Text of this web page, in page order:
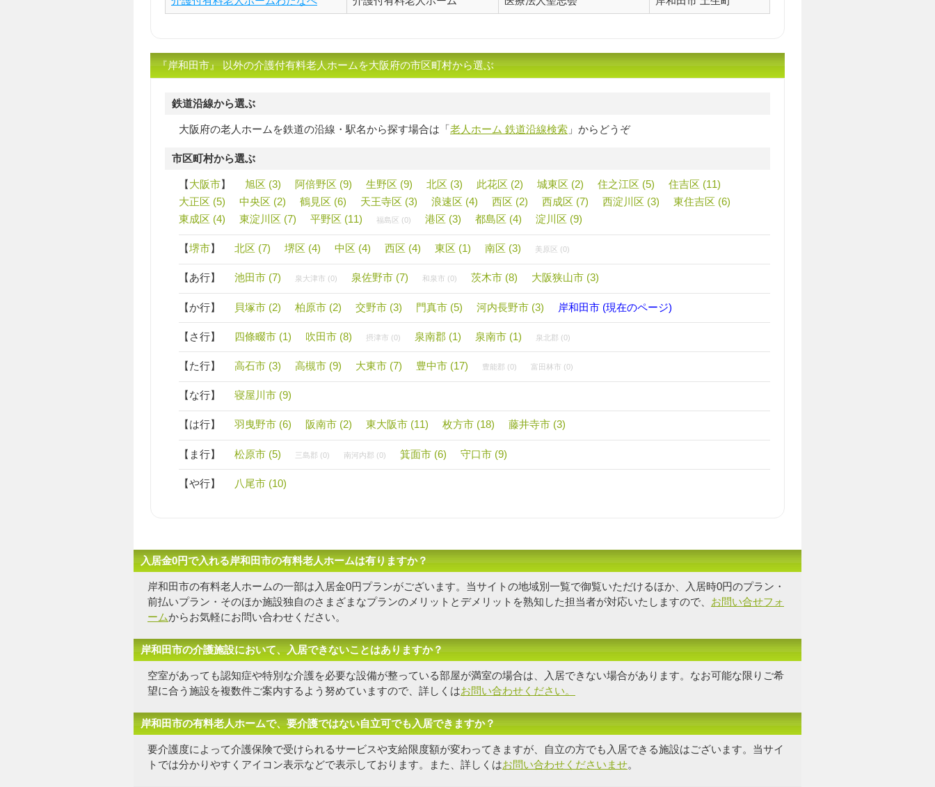
『岸和田市』 以外の介護付有料老人ホームを大阪府の市区町村から選ぶ
鉄道沿線から選ぶ
大阪府の老人ホームを鉄道の沿線・駅名から探す場合は「老人ホーム 鉄道沿線検索 」からどうぞ
市区町村から選ぶ
【大阪市】 旭区 (3) 阿倍野区 (9) 生野区 (9) 北区 (3) 此花区 (2) 城東区 (2) 住之江区 (5)
住吉区 (11)
大正区 (5)
中央区 (2) 鶴見区 (6) 天王寺区 (3) 浪速区 (4) 西区 (2) 西成区 (7) 西淀川区 (3)
東住吉区 (6)
東成区 (4)
東淀川区 (7) 平野区 (11) 福島区 (0) 港区 (3) 都島区 (4) 淀川区 (9)
【堺市】 北区 (7) 堺区 (4) 中区 (4) 西区 (4) 東区 (1) 南区 (3) 美原区 (0)
【あ行】 池田市 (7) 泉大津市 (0) 泉佐野市 (7) 和泉市 (0) 茨木市 (8) 大阪狭山市 (3)
【か行】 貝塚市 (2) 柏原市 (2) 交野市 (3) 門真市 (5) 河内長野市 (3) 岸和田市 (現在のページ)
【さ行】 四條畷市 (1) 吹田市 (8) 摂津市 (0) 泉南郡 (1) 泉南市 (1) 泉北郡 (0)
【た行】 高石市 (3) 高槻市 (9) 大東市 (7) 豊中市 (17) 豊能郡 (0) 富田林市 (0)
【な行】 寝屋川市 (9)
【は行】 羽曳野市 (6) 阪南市 (2) 東大阪市 (11) 枚方市 (18) 藤井寺市 (3)
【ま行】 松原市 (5) 三島郡 (0) 南河内郡 (0) 箕面市 (6) 守口市 (9)
【や行】 八尾市 (10)
入居金0円で入れる岸和田市の有料老人ホームは有りますか？
岸和田市の有料老人ホームの一部は入居金0円プランがございます。当サイトの地域別一覧で御覧いただけるほか、入居時0円のプラン・
前払いプラン・そのほか施設独自のさまざまなプランのメリットとデメリットを熟知した担当者が対応いたしますので、 お問い合せフォ
ームからお気軽にお問い合わせください。
岸和田市の介護施設において、入居できないことはありますか？
空室があっても認知症や特別な介護を必要な設備が整っている部屋が満室の場合は、入居できない場合があります。なお可能な限り ご希
望に合う施設を複数件ご案内するよう努めていますので、詳しくはお問い合わせください。
岸和田市の有料老人ホームで、要介護ではない自立可でも入居できますか？
要介護度によって介護保険で受けられるサービスや支給限度額が変わってきますが、自立の方でも入居できる施設はございます。当サイ
トでは分かりやすくアイコン表示などで表示しております。また、詳しくはお問い合わせくださいませ。